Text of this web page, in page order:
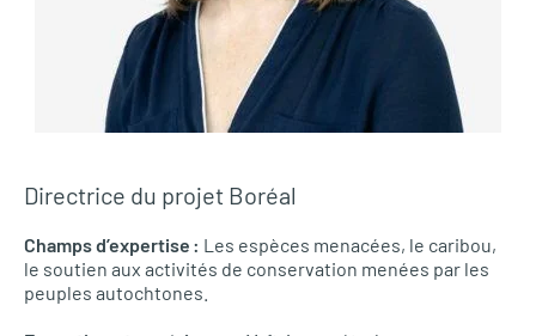
Directrice du projet Boréal
Champs d’expertise : Les espèces menacées, le caribou,
le soutien aux activités de conservation menées par les
peuples autochtones.